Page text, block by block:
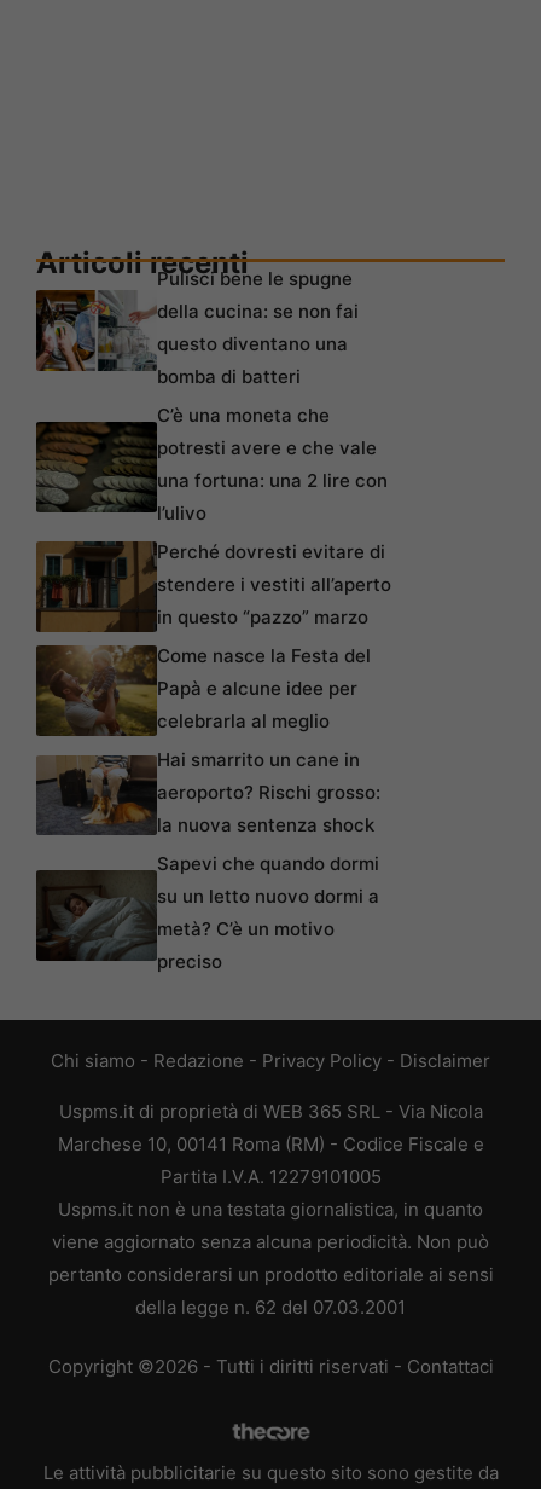
Articoli recentiPulisci bene le spugne
della cucina: se non fai
questo diventano una
bomba di batteri
C’è una moneta che
potresti avere e che vale
una fortuna: una 2 lire con
l’ulivo
Perché dovresti evitare di
stendere i vestiti all’aperto
in questo “pazzo” marzo
Come nasce la Festa del
Papà e alcune idee per
celebrarla al meglio
Hai smarrito un cane in
aeroporto? Rischi grosso:
la nuova sentenza shock
Sapevi che quando dormi
su un letto nuovo dormi a
metà? C’è un motivo
preciso
Chi siamo - Redazione - Privacy Policy - Disclaimer
Uspms.it di proprietà di WEB 365 SRL - Via Nicola
Marchese 10, 00141 Roma (RM) - Codice Fiscale e
Partita I.V.A. 12279101005
Uspms.it non è una testata giornalistica, in quanto
viene aggiornato senza alcuna periodicità. Non può
pertanto considerarsi un prodotto editoriale ai sensi
della legge n. 62 del 07.03.2001
Copyright ©2026 - Tutti i diritti riservati - Contattaci
Le attività pubblicitarie su questo sito sono gestite da